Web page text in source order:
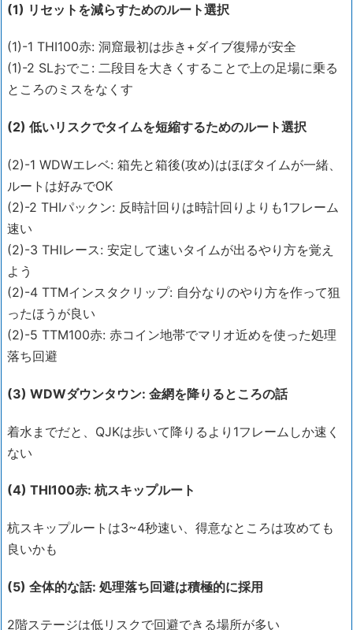
(1) リセットを減らすためのルート選択
(1)-1 THI100赤: 洞窟最初は歩き+ダイブ復帰が安全
(1)-2 SLおでこ: 二段目を大きくすることで上の足場に乗る
ところのミスをなくす
(2) 低いリスクでタイムを短縮するためのルート選択
(2)-1 WDWエレベ: 箱先と箱後(攻め)はほぼタイムが一緒、
ルートは好みでOK
(2)-2 THIパックン: 反時計回りは時計回りよりも1フレーム
速い
(2)-3 THIレース: 安定して速いタイムが出るやり方を覚え
よう
(2)-4 TTMインスタクリップ: 自分なりのやり方を作って狙
ったほうが良い
(2)-5 TTM100赤: 赤コイン地帯でマリオ近めを使った処理
落ち回避
(3) WDWダウンタウン: 金網を降りるところの話
着水までだと、QJKは歩いて降りるより1フレームしか速く
ない
(4) THI100赤: 杭スキップルート
杭スキップルートは3~4秒速い、得意なところは攻めても
良いかも
(5) 全体的な話: 処理落ち回避は積極的に採用
2階ステージは低リスクで回避できる場所が多い